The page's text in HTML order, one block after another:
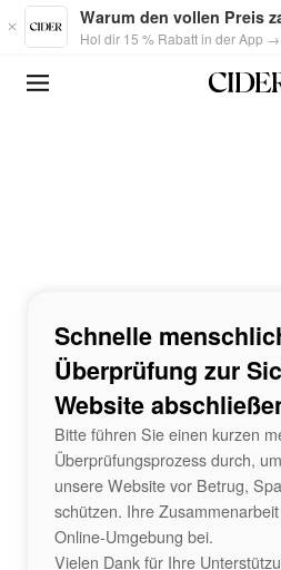
Skip to main content
Warum den vollen Preis
Hol dir 15 % Rabatt in der App →
Schnelle
Überprüfung zur
Website
Bitte führen Sie einen kurzen
Überprüfungsprozess durch,
unsere Website vor Betrug,
schützen. Ihre
Online-Umgebung bei.
Vielen Dank für Ihre